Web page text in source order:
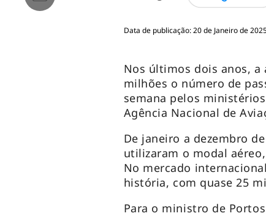
Data de publicação: 20 de Janeiro de
Nos últimos dois anos,
milhões o número de
semana pelos
Agência Nacional de
De janeiro a dezembro
utilizaram o modal
No mercado
história, com quase 25
Para o ministro de